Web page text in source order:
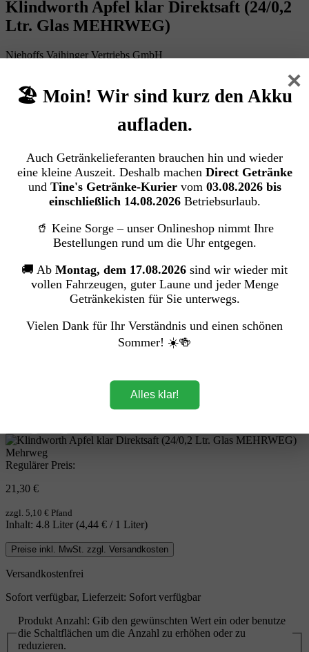
Klindworth Apfel klar Direktsaft (24/0,2
Ltr. Glas MEHRWEG)
Niehoffs Vaihinger Vertriebs GmbH
Bildergalerie überspringen
Mehrweg
Regulärer Preis:
21,30 €
zzgl. 5,10 € Pfand
Inhalt: 4.8 Liter (4,44 € / 1 Liter)
Preise inkl. MwSt. zzgl. Versandkosten
Versandkostenfrei
Sofort verfügbar, Lieferzeit: Sofort verfügbar
Produkt Anzahl: Gib den gewünschten Wert ein oder benutze
die Schaltflächen um die Anzahl zu erhöhen oder zu
reduzieren.
×
🏖️ Moin! Wir sind kurz den Akku
aufladen.
Auch Getränkelieferanten brauchen hin und wieder
eine kleine Auszeit. Deshalb machen Direct Getränke
und Tine's Getränke-Kuriervom 03.08.2026 bis
einschließlich 14.08.2026Betriebsurlaub.
🥤 Keine Sorge – unser Onlineshop nimmt Ihre
Bestellungen rund um die Uhr entgegen.
🚚 Ab Montag, dem 17.08.2026 sind wir wieder mit
vollen Fahrzeugen, guter Laune und jeder Menge
Getränkekisten für Sie unterwegs.
Vielen Dank für Ihr Verständnis und einen schönen
Sommer! ☀️🍻
Alles klar!